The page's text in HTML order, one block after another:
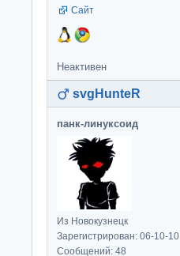
Сайт
Неактивен
svgHunteR
панк-линуксоид
Из Новокузнецк
Зарегистрирован: 06-10-10
Сообщений: 48